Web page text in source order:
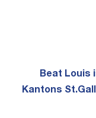
Beat Louis
Kantons